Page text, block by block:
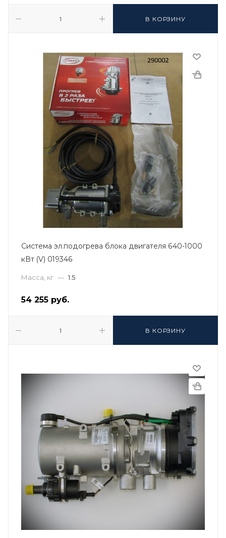
В КОРЗИНУ
Система эл.подогрева блока двигателя 640-1000
кВт (V) 019346
Масса, кг — 1.5
54 255 руб.
В КОРЗИНУ